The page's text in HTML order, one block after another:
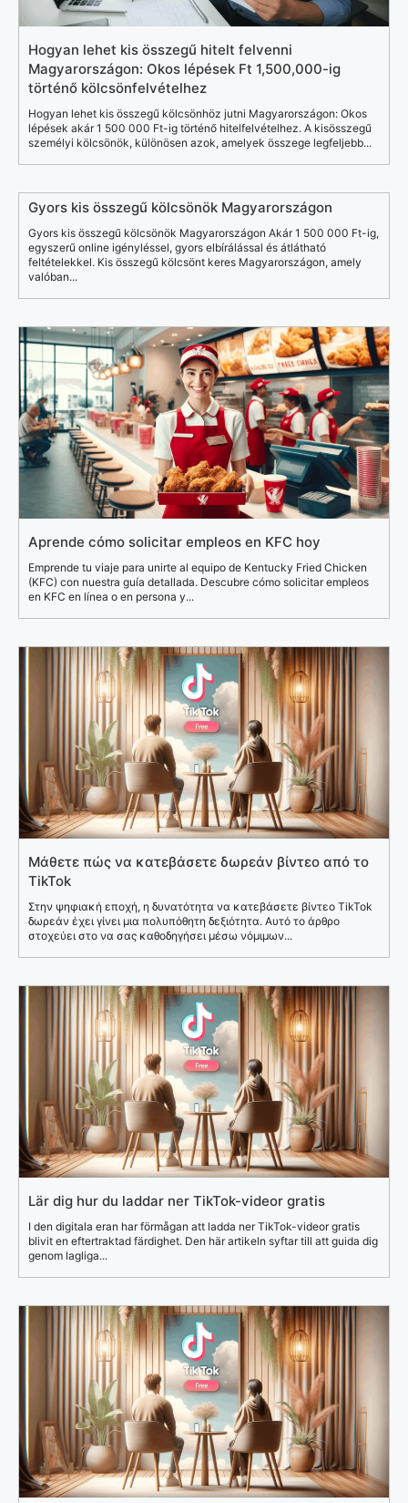
Hogyan lehet kis összegű hitelt felvenni
Magyarországon: Okos lépések Ft 1,500,000-ig
történő kölcsönfelvételhez
Hogyan lehet kis összegű kölcsönhöz jutni Magyarországon: Okos
lépések akár 1 500 000 Ft-ig történő hitelfelvételhez. A kisösszegű
személyi kölcsönök, különösen azok, amelyek összege legfeljebb...
Gyors kis összegű kölcsönök Magyarországon
Gyors kis összegű kölcsönök Magyarországon Akár 1 500 000 Ft-ig,
egyszerű online igényléssel, gyors elbírálással és átlátható
feltételekkel. Kis összegű kölcsönt keres Magyarországon, amely
valóban...
Aprende cómo solicitar empleos en KFC hoy
Emprende tu viaje para unirte al equipo de Kentucky Fried Chicken
(KFC) con nuestra guía detallada. Descubre cómo solicitar empleos
en KFC en línea o en persona y...
Μάθετε πώς να κατεβάσετε δωρεάν βίντεο από το
TikTok
Στην ψηφιακή εποχή, η δυνατότητα να κατεβάσετε βίντεο TikTok
δωρεάν έχει γίνει μια πολυπόθητη δεξιότητα. Αυτό το άρθρο
στοχεύει στο να σας καθοδηγήσει μέσω νόμιμων...
Lär dig hur du laddar ner TikTok-videor gratis
I den digitala eran har förmågan att ladda ner TikTok-videor gratis
blivit en eftertraktad färdighet. Den här artikeln syftar till att guida dig
genom lagliga...